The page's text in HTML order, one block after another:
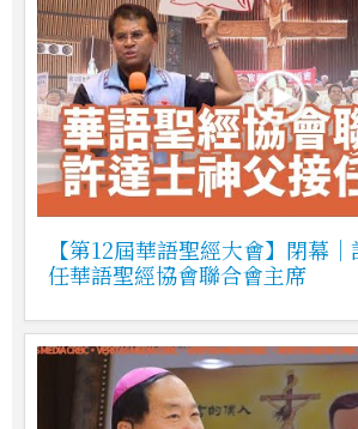
【第12屆華語聖經大會】閉幕
任華語聖經協會聯合會主席